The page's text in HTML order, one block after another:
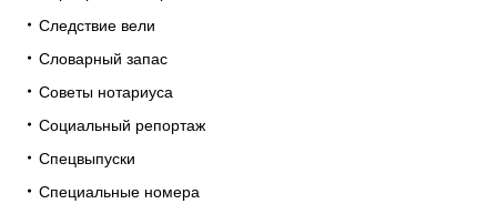
Следствие вели
Словарный запас
Советы нотариуса
Социальный репортаж
Спецвыпуски
Специальные номера